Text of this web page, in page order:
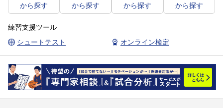
から探す
から探す
から探す
から探す
練習支援ツール
シュートテスト
オンライン検定